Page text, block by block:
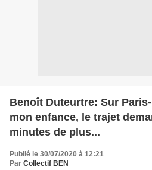
Benoît Duteurtre: Sur
mon enfance, le trajet
minutes de plus...
Publié le 30/07/2020 à 12:21
Par Collectif BEN